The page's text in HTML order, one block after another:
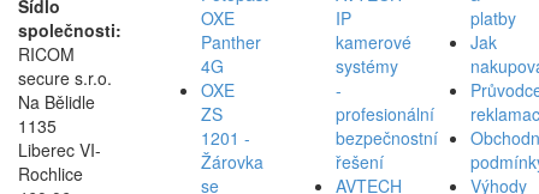
Sídlo
společnosti:
RICOM
secure s.r.o.
Na Bělidle
1135
Liberec VI-
Rochlice
OXE
Panther
4G
OXE
ZS
1201 -
Žárovka
se
IP
kamerové
systémy
-
profesionální
bezpečnostní
řešení
AVTECH
platby
Jak
Výhody